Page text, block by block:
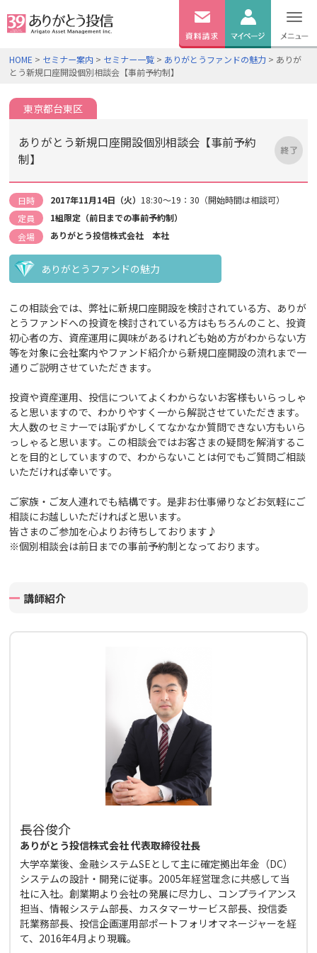
無料資料
ログイン
HOME > セミナー案内 > セミナー一覧 > ありがとうファンドの魅力 > ありが
とう新規口座開設個別相談会【事前予約制】
東京都台東区
ありがとう新規口座開設個別相談会【事前予約
制】
日時 2017年11月14日（火） 18:30～19：30（開始時間は相談可）
定員
1組限定（前日までの事前予約制）
会場
ありがとう投信株式会社 本社
ありがとうファンドの魅力
この相談会では、弊社に新規口座開設を検討されている方、ありが
とうファンドへの投資を検討されている方はもちろんのこと、投資
初心者の方、資産運用に興味があるけれども始め方がわからない方
等を対象に会社案内やファンド紹介から新規口座開設の流れまで一
通りご説明させていただきます。
投資や資産運用、投信についてよくわからないお客様もいらっしゃ
ると思いますので、わかりやすく一から解説させていただきます。
大人数のセミナーでは恥ずかしくてなかなか質問できない方もいら
っしゃると思います。この相談会ではお客さまの疑問を解消するこ
とを目的としていますので、わからないことは何でもご質問ご相談
いただければ幸いです。
ご家族・ご友人連れでも結構です。是非お仕事帰りなどお気軽にご
相談にお越しいただければと思います。
皆さまのご参加を心よりお待ちしております♪
※個別相談会は前日までの事前予約制となっております。
講師紹介
長谷俊介
ありがとう投信株式会社 代表取締役社長
大学卒業後、金融システムSEとして主に確定拠出年金（DC）
システムの設計・開発に従事。2005年経営理念に共感して当
社に入社。創業期より会社の発展に尽力し、コンプライアンス
担当、情報システム部長、カスタマーサービス部長、投信委
託業務部長、投信企画運用部ポートフォリオマネージャーを経
て、2016年4月より現職。